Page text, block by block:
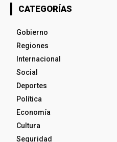
CATEGORÍAS
Gobierno
Regiones
Internacional
Social
Deportes
Política
Economía
Cultura
Seguridad